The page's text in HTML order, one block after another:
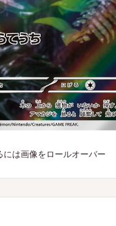
には画像をロールオーバー